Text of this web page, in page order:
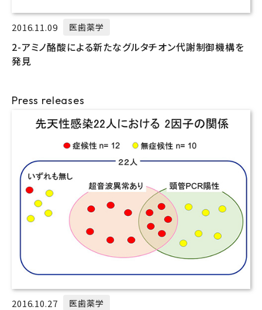
2016.11.09 医歯薬学
2-アミノ酪酸による新たなグルタチオン代謝制御機構を
発見
Press releases
2016.10.27 医歯薬学